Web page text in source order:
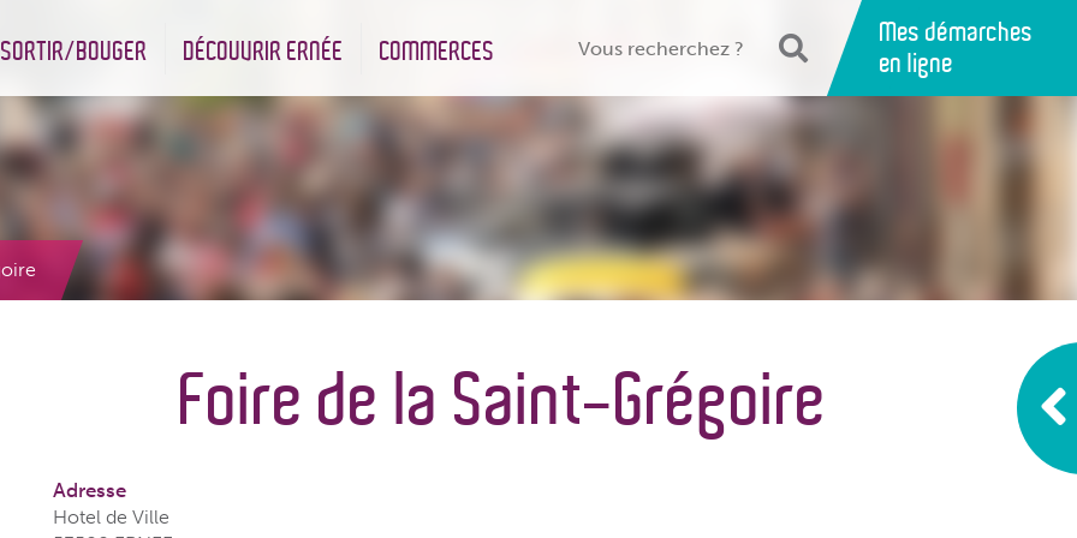
SORTIR/BOUGER DÉCOUVRIR ERNÉE COMMERCES
Mes démarches
en ligne
Foire de la Saint-Grégoire
Adresse
Hotel de Ville